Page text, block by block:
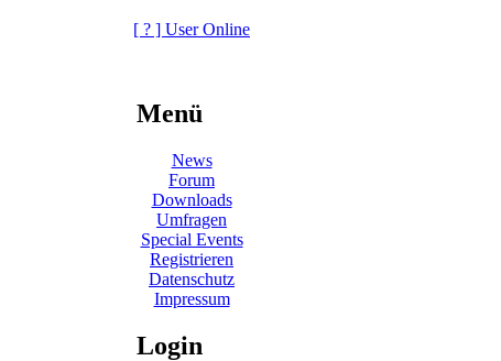
[ ? ] User Online
Menü
News
Forum
Downloads
Umfragen
Special Events
Registrieren
Datenschutz
Impressum
Login